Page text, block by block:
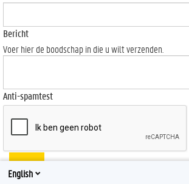
Bericht
Voer hier de boodschap in die u wilt verzenden.
Anti-spamtest
Send
English